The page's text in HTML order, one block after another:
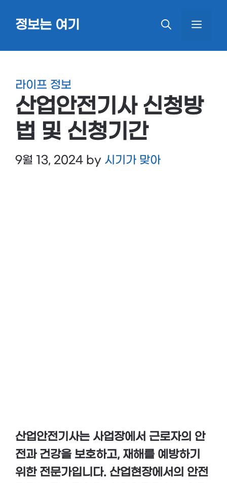
정보는 여기
라이프 정보
산업안전기사 신청방
법 및 신청기간
9월 13, 2024 by 시기가 맞아
산업안전기사는 사업장에서 근로자의 안
전과 건강을 보호하고, 재해를 예방하기
위한 전문가입니다. 산업현장에서의 안전